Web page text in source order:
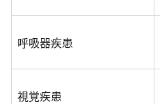
呼吸器疾患
視覚疾患